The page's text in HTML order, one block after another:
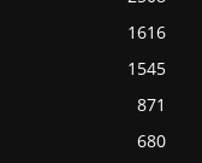
1616
1545
871
680